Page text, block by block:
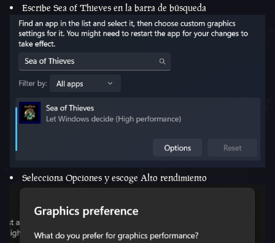
Escribe Sea of Thieves en la barra de búsqueda
Selecciona Opciones y escoge Alto rendimiento